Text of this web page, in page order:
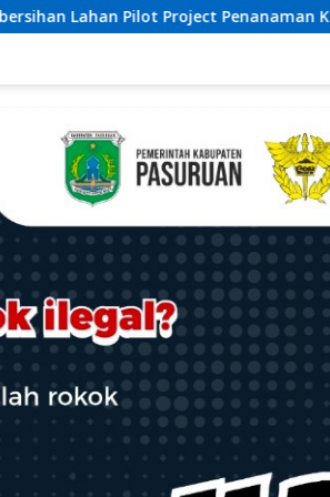
Kacang Tanah Dimulai Sabtu